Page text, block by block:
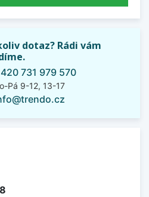
dotaz? Rádi vám
731 979 570
Pá 9-12, 13-17